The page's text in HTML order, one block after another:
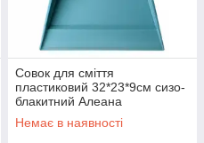
Совок для сміття
пластиковий 32*23*9см сизо-
блакитний Алеана
Немає в наявності